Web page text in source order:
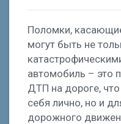
Поломки,
могут быть не
автомобиль – это
ДТП на дороге,
себя лично, но и
дорожного